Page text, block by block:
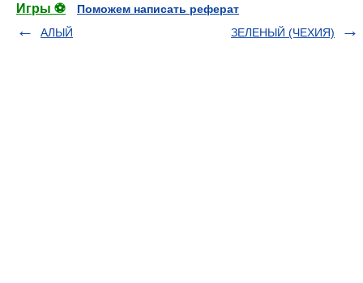
Игры ⚽
Поможем написать реферат
АЛЫЙ
ЗЕЛЕНЫЙ (ЧЕХИЯ)